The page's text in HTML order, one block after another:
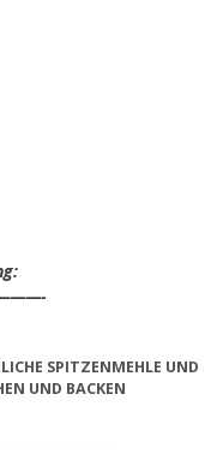
SPITZENMEHLE UND V
UND BACKEN